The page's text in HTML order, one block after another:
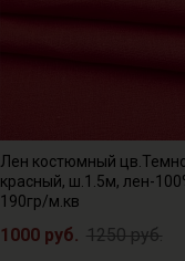
Лен костюмный
красный, ш.1.5м, лен-
190гр/м.кв
1000 руб. 1250 руб.